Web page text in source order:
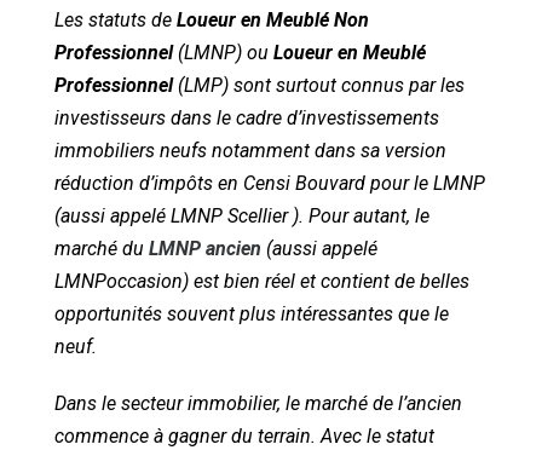
Les statuts de Loueur en Meublé Non
Professionnel(LMNP) ou Loueur en Meublé
Professionnel (LMP) sont surtout connus par les
investisseurs dans le cadre d’investissements
immobiliers neufs notamment dans sa version
réduction d’impôts en Censi Bouvard pour le LMNP
(aussi appelé LMNP Scellier ). Pour autant, le
marché du LMNP ancien (aussi appelé
LMNPoccasion) est bien réel et contient de belles
opportunités souvent plus intéressantes que le
neuf.
Dans le secteur immobilier, le marché de l’ancien
commence à gagner du terrain. Avec le statut